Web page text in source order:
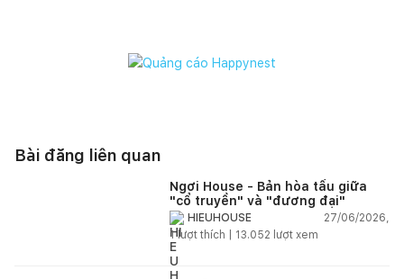
Bài đăng liên quan
Ngơi House - Bản hòa tấu giữa
"cổ truyền" và "đương đại"
HIEUHOUSE
27/06/2026,
1lượt thích | 13.052 lượt xem